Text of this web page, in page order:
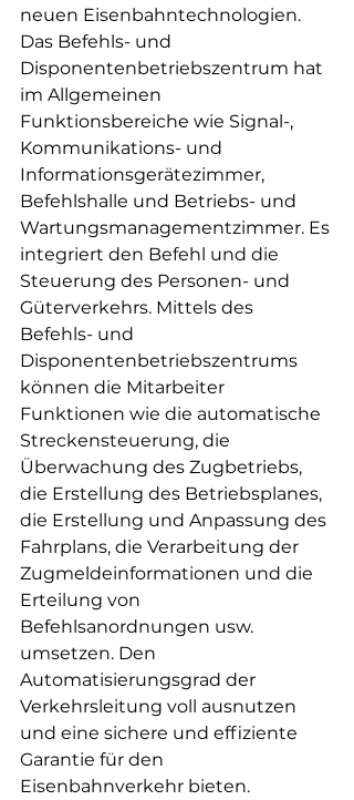
neuen Eisenbahntechnologien.
Das Befehls- und
Disponentenbetriebszentrum hat
im Allgemeinen
Funktionsbereiche wie Signal-,
Kommunikations- und
Informationsgerätezimmer,
Befehlshalle und Betriebs- und
Wartungsmanagementzimmer. Es
integriert den Befehl und die
Steuerung des Personen- und
Güterverkehrs. Mittels des
Befehls- und
Disponentenbetriebszentrums
können die Mitarbeiter
Funktionen wie die automatische
Streckensteuerung, die
Überwachung des Zugbetriebs,
die Erstellung des Betriebsplanes,
die Erstellung und Anpassung des
Fahrplans, die Verarbeitung der
Zugmeldeinformationen und die
Erteilung von
Befehlsanordnungen usw.
umsetzen. Den
Automatisierungsgrad der
Verkehrsleitung voll ausnutzen
und eine sichere und effiziente
Garantie für den
Eisenbahnverkehr bieten.